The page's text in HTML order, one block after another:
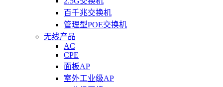
百千兆交换机
管理型POE交换机
无线产品
AC
CPE
面板AP
室外工业级AP